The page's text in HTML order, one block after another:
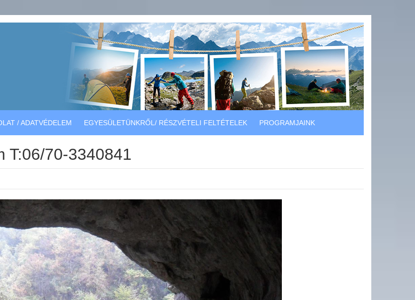
/ ADATVÉDELEM EGYESÜLETÜNKRŐL/ RÉSZVÉTELI FELTÉTELEK PROGRAMJAINK
T:06/70-3340841